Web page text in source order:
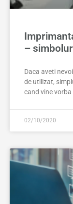
–
Daca aveti
de utilizat,
cand vine
02/10/2020